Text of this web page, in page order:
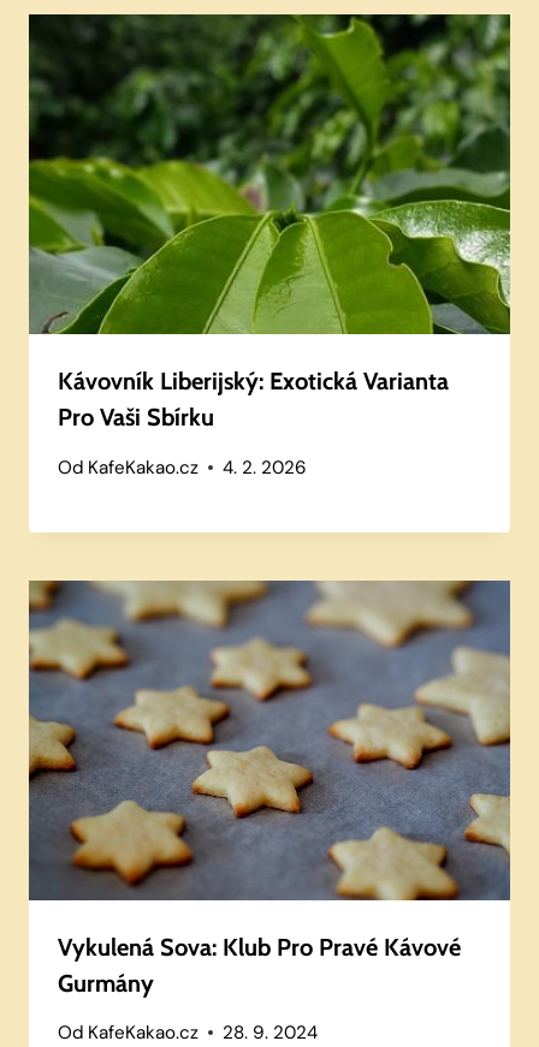
Kávovník Liberijský: Exotická Varianta
Pro Vaši Sbírku
Od KafeKakao.cz 4. 2. 2026
Vykulená Sova: Klub Pro Pravé Kávové
Gurmány
Od KafeKakao.cz 28. 9. 2024